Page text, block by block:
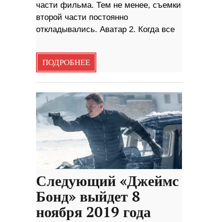
части фильма. Тем не менее, съемки
второй части постоянно
откладывались. Аватар 2. Когда все
ПОДРОБНЕЕ
Следующий «Джеймс
Бонд» выйдет 8
ноября 2019 года